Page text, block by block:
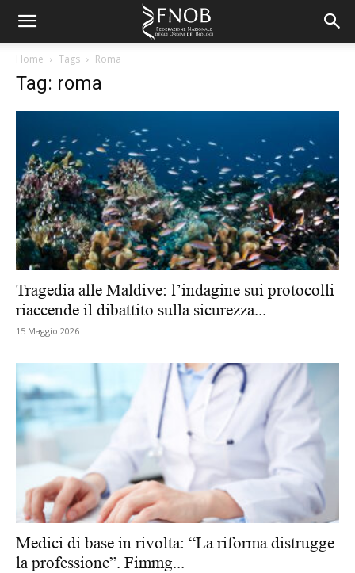
Home Tags Roma
Tag: roma
Tragedia alle Maldive: l’indagine sui protocolli
riaccende il dibattito sulla sicurezza...
15 Maggio 2026
Medici di base in rivolta: “La riforma distrugge
la professione”. Fimmg...